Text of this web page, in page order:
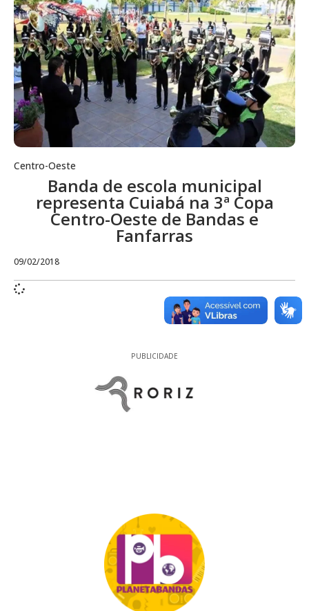
Centro-Oeste
Banda de escola municipal
representa Cuiabá na 3ª Copa
Centro-Oeste de Bandas e
Fanfarras
09/02/2018
PUBLICIDADE